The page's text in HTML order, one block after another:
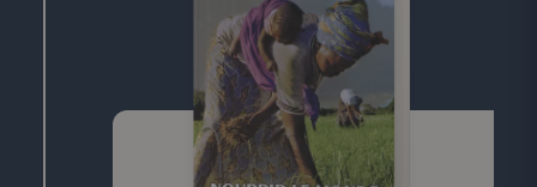
Brigitte Fontaine, etc.) Public: Public familial pour
retrouver ensemble les grands succès de plusieurs